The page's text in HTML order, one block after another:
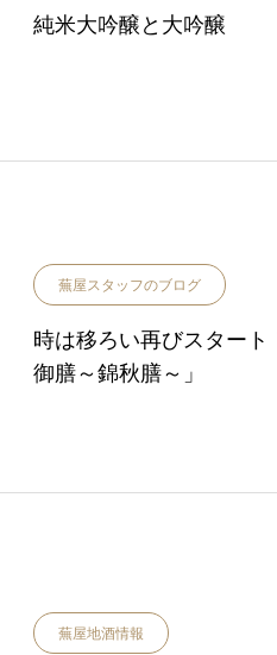
純米大吟醸と大吟醸
蕪屋スタッフのブログ
時は移ろい再びスタート
御膳～錦秋膳～」
蕪屋地酒情報